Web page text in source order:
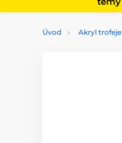
Úvod Akryl trofeje